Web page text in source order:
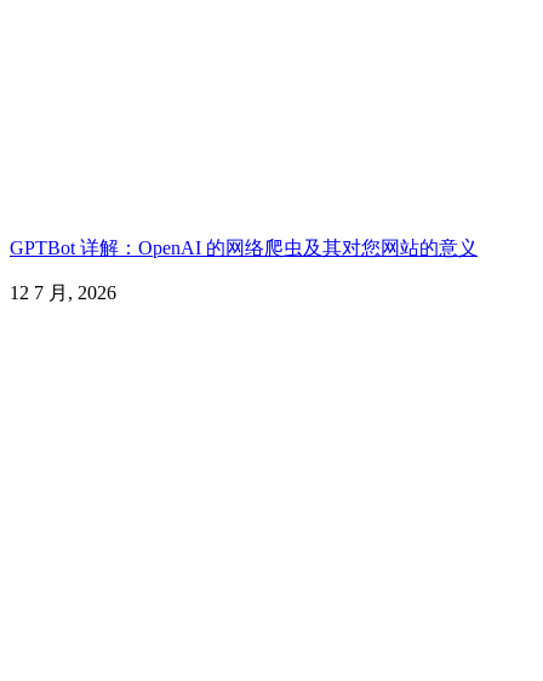
GPTBot 详解：OpenAI 的网络爬虫及其对您网站的意义
12 7 月, 2026